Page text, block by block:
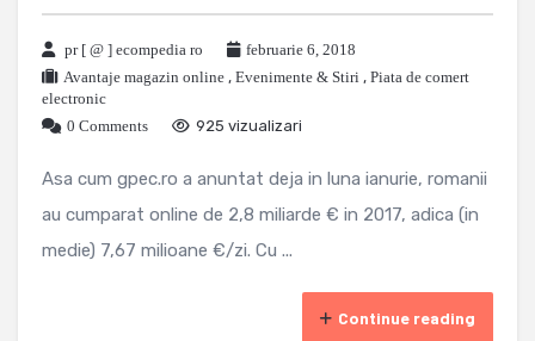
pr [ @ ] ecompedia ro
februarie 6, 2018
Avantaje magazin online , Evenimente & Stiri , Piata de comert
electronic
0 Comments
925 vizualizari
Asa cum gpec.ro a anuntat deja in luna ianurie, romanii
au cumparat online de 2,8 miliarde € in 2017, adica (in
medie) 7,67 milioane €/zi. Cu ...
Continue reading